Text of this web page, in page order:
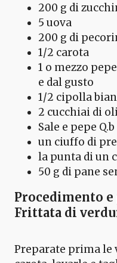
200 g di
5 uova
200 g di
1/2 carota
1 o mezzo
e dal gusto
1/2 cipolla
2 cucchiai di
Sale e pepe Q.b
un ciuffo di
la punta di un
50 g di pane
Procedimento
Frittata di
Preparate prima le